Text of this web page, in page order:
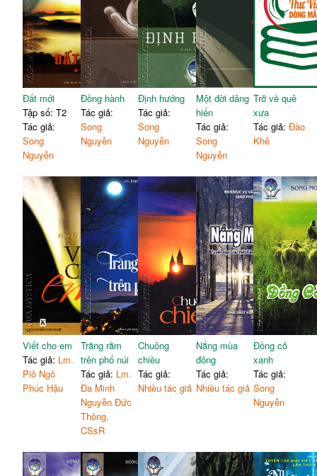
Đất mới
Tập số: T2
Tác giả:
Song
Nguyễn
Đồng hành
Tác giả:
Song
Nguyễn
Định hướng
Tác giả:
Song
Nguyễn
Một đời dâng
hiến
Tác giả:
Song
Nguyễn
Trở về quê
xưa
Tác giả:Đào
Khê
Viết cho em
Tác giả: Lm.
Piô Ngô
Phúc Hậu
Trăng rằm
trên phố núi
Tác giả: Lm.
Đa Minh
Nguyễn Đức
Thông,
CSsR
Chuông
chiều
Tác giả:
Nhiều tác giả
Nắng mùa
đông
Tác giả:
Nhiều tác giả
Đồng cỏ
xanh
Tác giả:
Song
Nguyễn